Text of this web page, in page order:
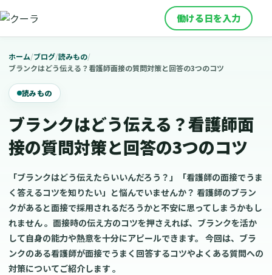
働ける日を入力
ホーム/ブログ/読みもの/
ブランクはどう伝える？看護師面接の質問対策と回答の3つのコツ
読みもの
ブランクはどう伝える？看護師面
接の質問対策と回答の3つのコツ
「ブランクはどう伝えたらいいんだろう？」「看護師の面接でうま
く答えるコツを知りたい」と悩んでいませんか？ 看護師のブラン
クがあると面接で採用されるだろうかと不安に思ってしまうかもし
れません 。面接時の伝え方のコツを押さえれば、ブランクを活か
して自身の能力や熱意を十分にアピールできます。 今回は、ブラ
ンクのある看護師が面接でうまく回答するコツやよくある質問への
対策についてご紹介します 。